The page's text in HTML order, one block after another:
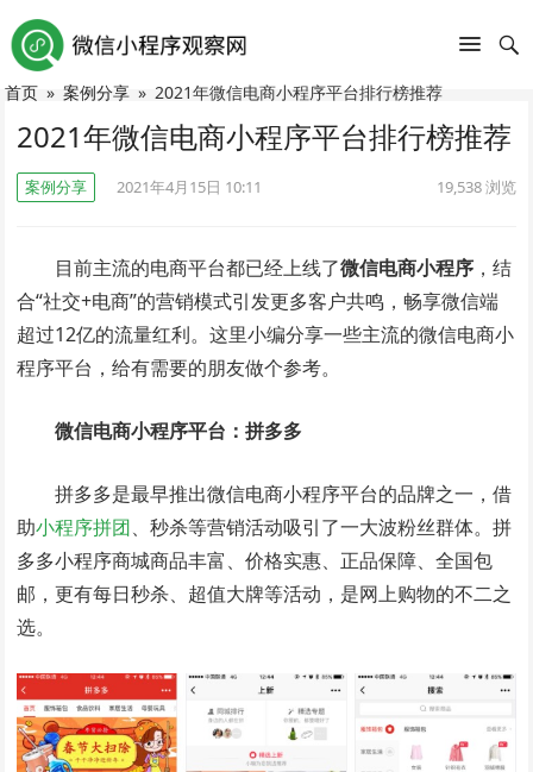
首页 » 案例分享 » 2021年微信电商小程序平台排行榜推荐
2021年微信电商小程序平台排行榜推荐
案例分享 2021年4月15日 10:11 19,538浏览
目前主流的电商平台都已经上线了微信电商小程序 ，结
合“社交+电商”的营销模式引发更多客户共鸣，畅享微信端
超过12亿的流量红利。这里小编分享一些主流的微信电商小
程序平台，给有需要的朋友做个参考。
微信电商小程序平台：拼多多
拼多多是最早推出微信电商小程序平台的品牌之一，借
助小程序拼团、秒杀等营销活动吸引了一大波粉丝群体。拼
多多小程序商城商品丰富、价格实惠、正品保障、全国包
邮，更有每日秒杀、超值大牌等活动，是网上购物的不二之
选。